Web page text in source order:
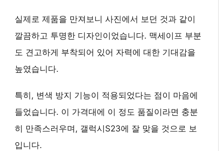
실제로 제품을 만져보니 사진에서 보던 것과 같이
깔끔하고 투명한 디자인이었습니다. 맥세이프 부분
도 견고하게 부착되어 있어 자력에 대한 기대감을
높였습니다.
특히, 변색 방지 기능이 적용되었다는 점이 마음에
들었습니다. 이 가격대에 이 정도 품질이라면 충분
히 만족스러우며, 갤럭시S23에 잘 맞을 것으로 보
입니다.